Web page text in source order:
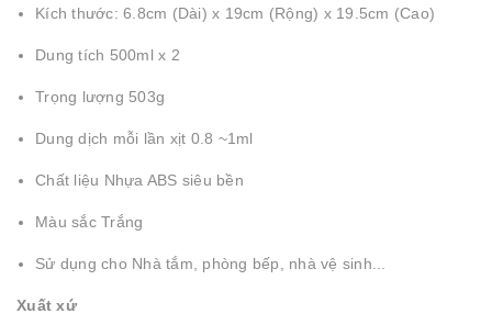
Kích thước: 6.8cm (Dài) x 19cm (Rộng) x 19.5cm (Cao)
Dung tích 500ml x 2
Trọng lượng 503g
Dung dịch mỗi lần xịt 0.8 ~1ml
Chất liệu Nhựa ABS siêu bền
Màu sắc Trắng
Sử dụng cho Nhà tắm, phòng bếp, nhà vệ sinh...
Xuất xứ